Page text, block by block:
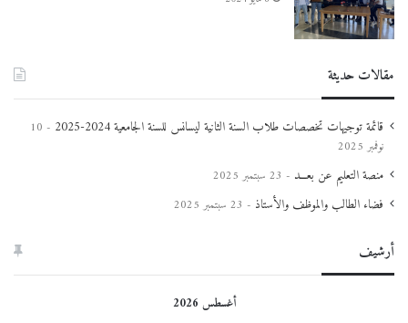
مقالات حديثة
قائمة توجيهات تخصصات طلاب السنة الثانية ليسانس للسنة الجامعية 2024-2025
10
نوفمبر 2025
منصة التعليم عن بعـــد 23 سبتمبر 2025
فضاء الطالب والموظف والأستاذ 23 سبتمبر 2025
أرشيف
أغسطس 2026